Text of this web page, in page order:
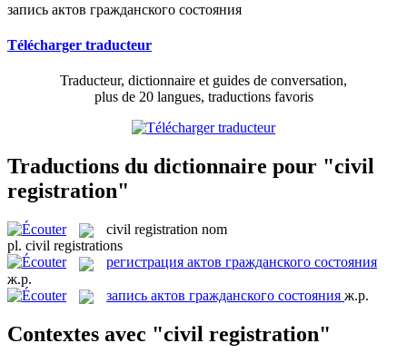
запись актов гражданского состояния
Télécharger traducteur
Traducteur, dictionnaire et guides de conversation,
plus de 20 langues, traductions favoris
Traductions du dictionnaire pour "civil
registration"
civil registration nom
pl. civil registrations
регистрация актов гражданского состояния
ж.р.
запись актов гражданского состояния ж.р.
Contextes avec "civil registration"